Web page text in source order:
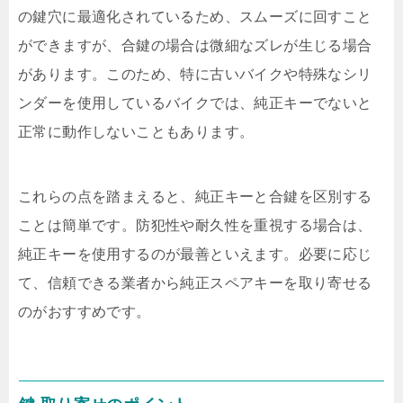
の鍵穴に最適化されているため、スムーズに回すこと
ができますが、合鍵の場合は微細なズレが生じる場合
があります。このため、特に古いバイクや特殊なシリ
ンダーを使用しているバイクでは、純正キーでないと
正常に動作しないこともあります。
これらの点を踏まえると、純正キーと合鍵を区別する
ことは簡単です。防犯性や耐久性を重視する場合は、
純正キーを使用するのが最善といえます。必要に応じ
て、信頼できる業者から純正スペアキーを取り寄せる
のがおすすめです。